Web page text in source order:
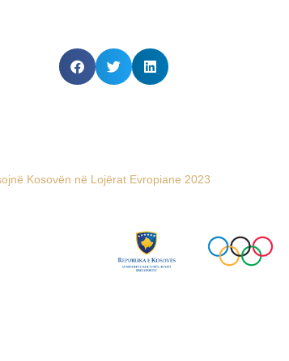
Kosovën në Lojërat Evropiane 2023